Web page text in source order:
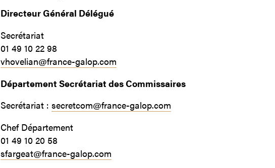
Directeur Général Délégué
Secrétariat
01 49 10 22 98
vhovelian@france-galop.com
Département Secrétariat des Commissaires
Secrétariat : secretcom@france-galop.com
Chef Département
01 49 10 20 58
sfargeat@france-galop.com